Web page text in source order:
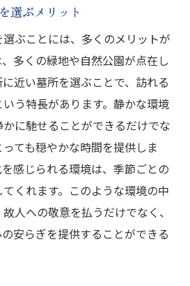
選ぶメリット
ぶことには、多くのメリットが
多くの緑地や自然公園が点在し
近い墓所を選ぶことで、訪れる
う特長があります。静かな環境
に馳せることができるだけでな
ても穏やかな時間を提供しま
感じられる環境は、季節ごとの
くれます。このような環境の中
人への敬意を払うだけでなく、
安らぎを提供することができる